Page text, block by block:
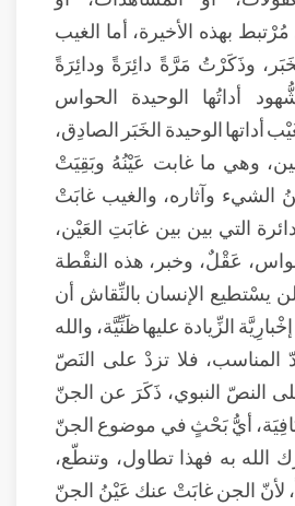
بهذه الأخيرة، أما الغيب
وذَكَرْتُ مَرَّةً دائِرَةً ودائِرَةً
أداتُها الوحيدة الحواس
أداتها الوحيدة الخَبَر الصادِق،
وهي ما غابت عَيْنُهُ وبَقِيَتْ
الشيء وآثاره، والغيب غابَتْ
التي بين بين غابَتِ العَيْن،
حواس، عَقْلٌ، وخبر، هذه النقْطة
يسْتطيع الإنسان بالنِّقاش أن
الزِّيادة عليها ظَنِّيَّة، والله
المناسب، فلا تزدْ على النَصّ
النصّ النبوي، ذَكَرَ عن الجنّ
أيُّ بَحْثٍ في موضوع الجنّ
الله به فهذا تطاول، وتنطّع،
لأنّ الجن غابَتْ عنك عَيْنُ الجنّ